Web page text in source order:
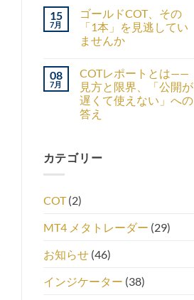
15
7月
ゴールドCOT、その
「1本」を見逃してい
ませんか
08
7月
COTレポートとは——
見方と限界、「公開が
遅くて使えない」への
答え
カテゴリー
COT(2)
MT4 メタトレーダー (29)
お知らせ(46)
インジケーター (38)